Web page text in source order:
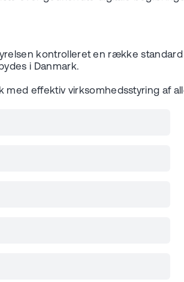
kontrolleret en række
i Danmark.
effektiv virksomhedsstyring af